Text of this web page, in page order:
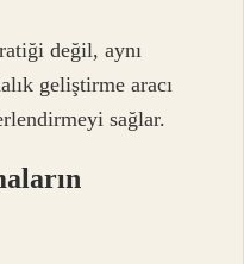
değil, aynı
geliştirme aracı
sağlar.